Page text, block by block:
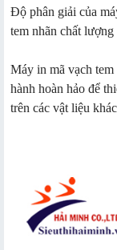
Độ phân giải của
tem nhãn chất
Máy in mã vạch
hành hoàn hảo để
trên các vật liệu